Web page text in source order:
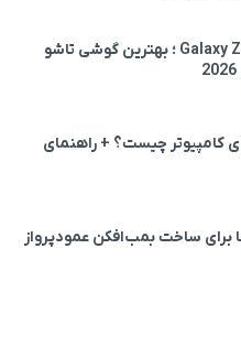
بررسی Galaxy Z Fold8 Ultra ؛ بهترین گوشی تاشو
کامپیوتر چیست؟ + راهنمای
برای ساخت بمب‌افکن عمودپرواز